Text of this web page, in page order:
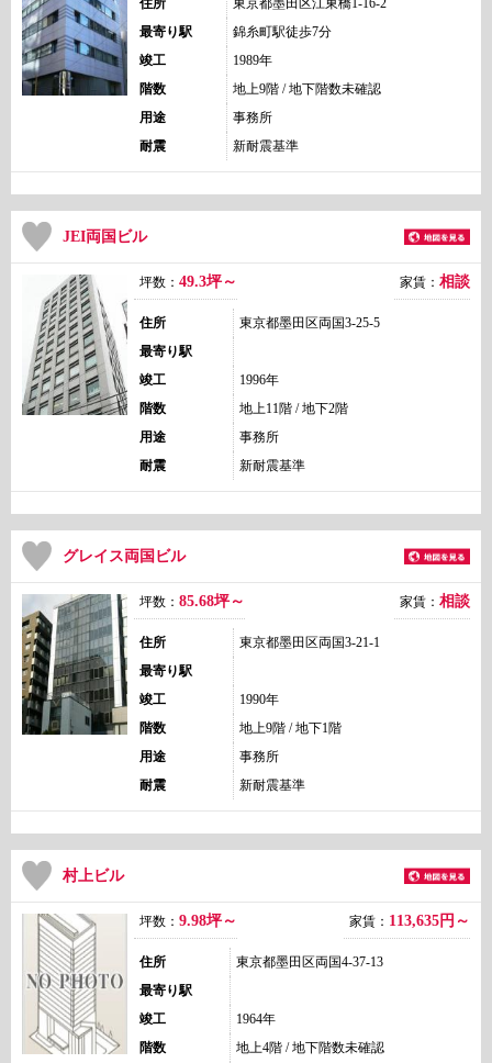
住所
東京都墨田区江東橋1-16-2
最寄り駅
錦糸町駅徒歩7分
竣工
1989年
階数
地上9階 / 地下階数未確認
用途
事務所
耐震
新耐震基準
JEI両国ビル
坪数： 49.3坪～ 家賃： 相談
住所
東京都墨田区両国3-25-5
最寄り駅
竣工
1996年
階数
地上11階 / 地下2階
用途
事務所
耐震
新耐震基準
グレイス両国ビル
坪数： 85.68坪～ 家賃： 相談
住所
東京都墨田区両国3-21-1
最寄り駅
竣工
1990年
階数
地上9階 / 地下1階
用途
事務所
耐震
新耐震基準
村上ビル
坪数： 9.98坪～ 家賃： 113,635 円～
住所
東京都墨田区両国4-37-13
最寄り駅
竣工
1964年
階数
地上4階 / 地下階数未確認